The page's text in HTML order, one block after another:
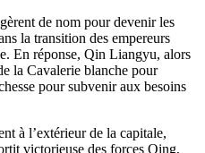
de nom pour devenir les
la transition des empereurs
En réponse, Qin Liangyu, alors
la Cavalerie blanche pour
pour subvenir aux besoins
à l’extérieur de la capitale,
victorieuse des forces Qing,